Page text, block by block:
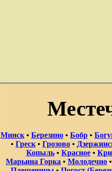
Минск • Березино • Бобр •
• Греск • Грозово •
Копыль• Красное•
Марьина Горка • Молодечно